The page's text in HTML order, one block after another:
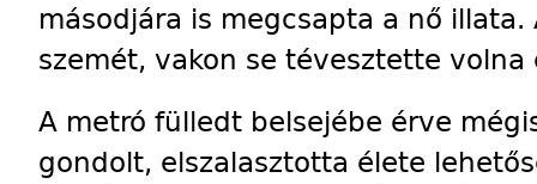
másodjára is megcsapta a nő
szemét, vakon se tévesztette volna
A metró fülledt belsejébe érve
gondolt, elszalasztotta élete